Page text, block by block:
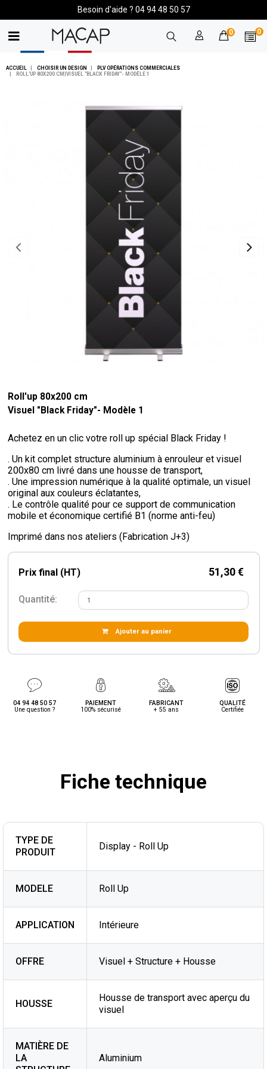
Besoin d'aide ? 04 94 48 50 57
0 0
ACCUEIL CHOISIR UN DESIGN
PLV OPÉRATIONS COMMERCIALES
ROLL'UP 80X200 CM|VISUEL "BLACK FRIDAY"- MODÈLE 1
Roll'up 80x200 cm
Visuel "Black Friday"- Modèle 1
Achetez en un clic votre roll up spécial Black Friday !
. Un kit complet structure aluminium à enrouleur et visuel
200x80 cm livré dans une housse de transport,
. Une impression numérique à la qualité optimale, un visuel
original aux couleurs éclatantes,
. Le contrôle qualité pour ce support de communication
mobile et économique certifié B1 (norme anti-feu)
Imprimé dans nos ateliers (Fabrication J+3)
Prix final (HT) 51,30 €
Quantité:
Ajouter au panier
04 94 48 50 57
Une question ?
PAIEMENT
100% sécurisé
FABRICANT
+ 55 ans
QUALITÉ
Certifiée
Fiche technique
TYPE DE
PRODUIT
Display - Roll Up
MODELE Roll Up
APPLICATION Intérieure
OFFRE Visuel + Structure + Housse
HOUSSE
Housse de transport avec aperçu du
visuel
MATIÈRE DE
LA
Aluminium